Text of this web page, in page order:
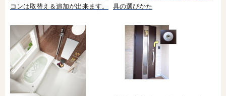
コンは取替え＆追加が出来ます。
具の選びかた